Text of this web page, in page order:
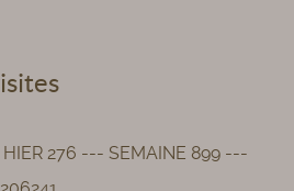
276 --- SEMAINE 899 ---